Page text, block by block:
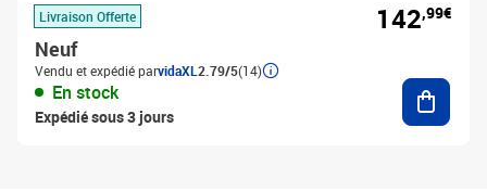
Livraison Offerte
Neuf
Vendu et expédié parvidaXL 2.79/5(14)
En stock
Expédié sous 3 jours
142,99€